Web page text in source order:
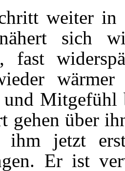
weiter in
sich
fast
Mitgefühl
gehen über
ihm jetzt
Er ist